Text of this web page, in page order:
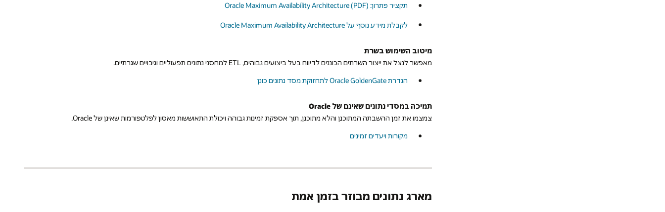
תקציר פתרון: Oracle Maximum Availability Architecture (PDF)
לקבלת מידע נוסף על Oracle Maximum Availability Architecture
מיטוב השימוש בשרת
מאפשר לנצל את ייצור השרתים הכוננים לדיווח בעל ביצועים גבוהים, ETL למחסני נתונים תפעוליים וגיבויים שגרתיים.
הגדרת Oracle GoldenGate לתחזוקת מסד נתונים כונן
תמיכה במסדי נתונים שאינם של Oracle
צמצמו את זמן ההשבתה המתוכנן והלא מתוכנן, תוך אספקת זמינות גבוהה ויכולת התאוששות מאסון לפלטפורמות שאינן של Oracle.
מקורות ויעדים זמינים
מארג נתונים מבוזר בזמן אמת